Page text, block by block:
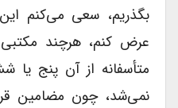
بگذریم، سعی می‌کنم
عرض کنم، هرچند
متأسفانه از آن پنج
نمی‌شد، چون مضامین